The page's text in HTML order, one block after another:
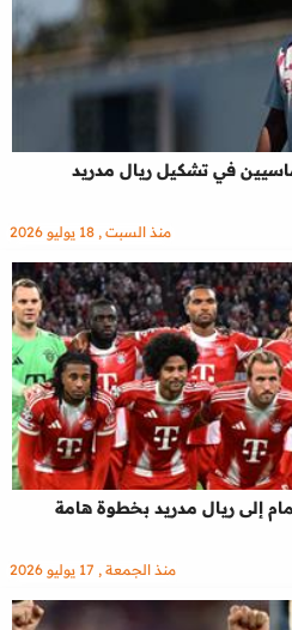
على 6 لاعبين أساسيين في تشكيل ريال مدريد
منذ السبت , 18 يوليو 2026
إلى ريال مدريد بخطوة هامة
منذ الجمعة , 17 يوليو 2026